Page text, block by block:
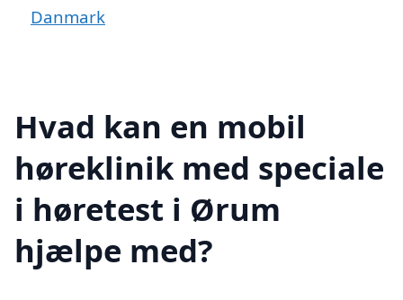
Danmark
Hvad kan en mobil
høreklinik med speciale
i høretest i Ørum
hjælpe med?